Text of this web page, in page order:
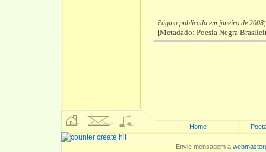
Página publicada em janeiro de 2008
[Metadado: Poesia Negra
Home
Envie mensagem a